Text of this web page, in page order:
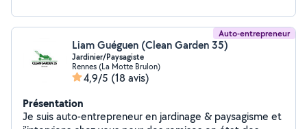
prenne soin de vous à bientôt merci
Auto-entrepreneur
Liam Guéguen (Clean Garden 35)
Jardinier/Paysagiste
Rennes (La Motte Brulon)
4,9/5 (18 avis)
Présentation
Je suis auto-entrepreneur en jardinage & paysagisme et